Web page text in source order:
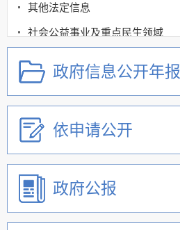
其他法定信息
社会公益事业及重点民生领域
公共监管
政府信息公开年报
依申请公开
政府公报